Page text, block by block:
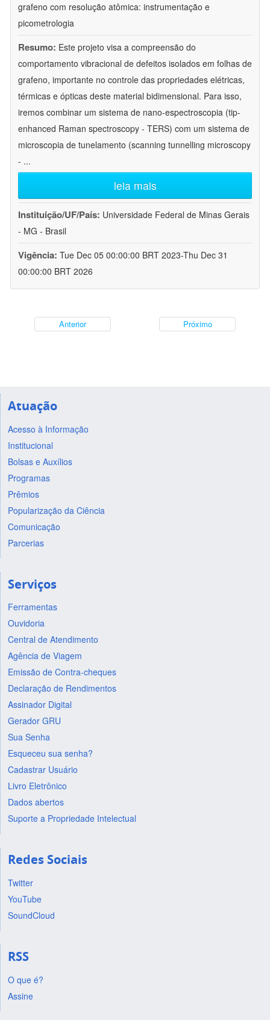
grafeno com resolução atômica: instrumentação e
picometrologia
Resumo: Este projeto visa a compreensão do
comportamento vibracional de defeitos isolados em folhas de
grafeno, importante no controle das propriedades elétricas,
térmicas e ópticas deste material bidimensional. Para isso,
iremos combinar um sistema de nano-espectroscopia (tip-
enhanced Raman spectroscopy - TERS) com um sistema de
microscopia de tunelamento (scanning tunnelling microscopy
- ...
leia mais
Instituição/UF/País: Universidade Federal de Minas Gerais
- MG - Brasil
Vigência: Tue Dec 05 00:00:00 BRT 2023-Thu Dec 31
00:00:00 BRT 2026
Anterior Próximo
Atuação
Acesso à Informação
Institucional
Bolsas e Auxílios
Programas
Prêmios
Popularização da Ciência
Comunicação
Parcerias
Serviços
Ferramentas
Ouvidoria
Central de Atendimento
Agência de Viagem
Emissão de Contra-cheques
Declaração de Rendimentos
Assinador Digital
Gerador GRU
Sua Senha
Esqueceu sua senha?
Cadastrar Usuário
Livro Eletrônico
Dados abertos
Suporte a Propriedade Intelectual
Redes Sociais
Twitter
YouTube
SoundCloud
RSS
O que é?
Assine